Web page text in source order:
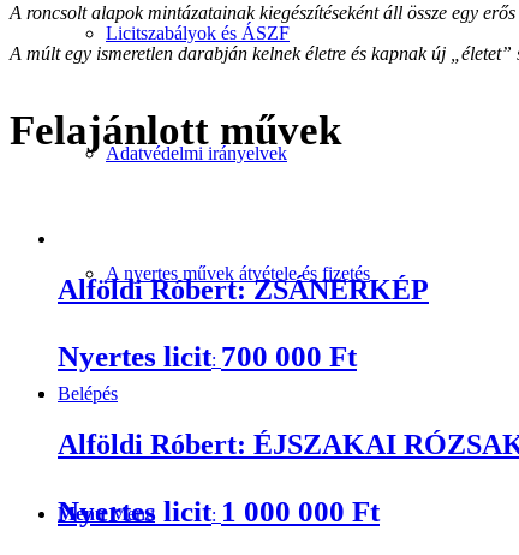
Licitszabályok és ÁSZF
Adatvédelmi irányelvek
A nyertes művek átvétele és fizetés
Belépés
Menu Menu
A roncsolt alapok mintázatainak kiegészítéseként áll össze egy erős
A múlt egy ismeretlen darabján kelnek életre és kapnak új „életet”
Felajánlott művek
Alföldi Róbert: ZSÁNERKÉP
Nyertes licit: 700 000 Ft
Alföldi Róbert: ÉJSZAKAI
Nyertes licit: 1 000 000 Ft